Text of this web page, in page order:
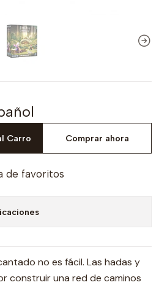
Carro Comprar ahora
de favoritos
no es fácil. Las hadas y
construir una red de caminos